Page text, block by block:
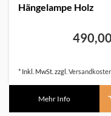
Hängelampe Holz
490,00
* Inkl. MwSt. zzgl.
Mehr Info